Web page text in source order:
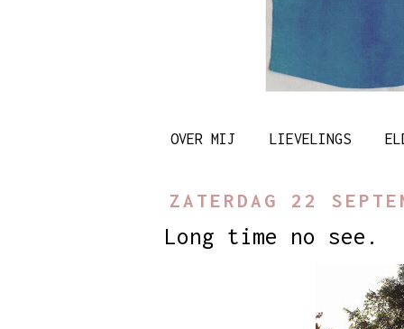
OVER MIJ LIEVELINGS
ZATERDAG 22
Long time no see.